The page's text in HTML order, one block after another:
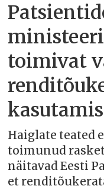
toimivat
Haiglate teated
toimunud
näitavad Eesti
et